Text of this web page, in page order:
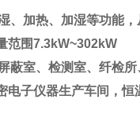
加热、加湿等功能，
范围7.3kW~302kW
蔽室、检测室、纤检
子仪器生产车间，恒